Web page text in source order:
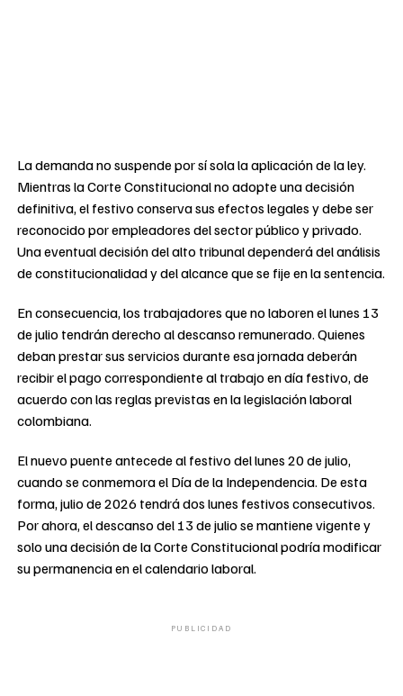
La demanda no suspende por sí sola la aplicación de la ley.
Mientras la Corte Constitucional no adopte una decisión
definitiva, el festivo conserva sus efectos legales y debe ser
reconocido por empleadores del sector público y privado.
Una eventual decisión del alto tribunal dependerá del análisis
de constitucionalidad y del alcance que se fije en la sentencia.
En consecuencia, los trabajadores que no laboren el lunes 13
de julio tendrán derecho al descanso remunerado. Quienes
deban prestar sus servicios durante esa jornada deberán
recibir el pago correspondiente al trabajo en día festivo, de
acuerdo con las reglas previstas en la legislación laboral
colombiana.
El nuevo puente antecede al festivo del lunes 20 de julio,
cuando se conmemora el Día de la Independencia. De esta
forma, julio de 2026 tendrá dos lunes festivos consecutivos.
Por ahora, el descanso del 13 de julio se mantiene vigente y
solo una decisión de la Corte Constitucional podría modificar
su permanencia en el calendario laboral.
PUBLICIDAD